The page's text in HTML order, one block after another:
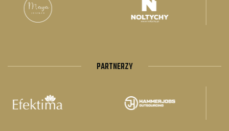
PARTNERZY